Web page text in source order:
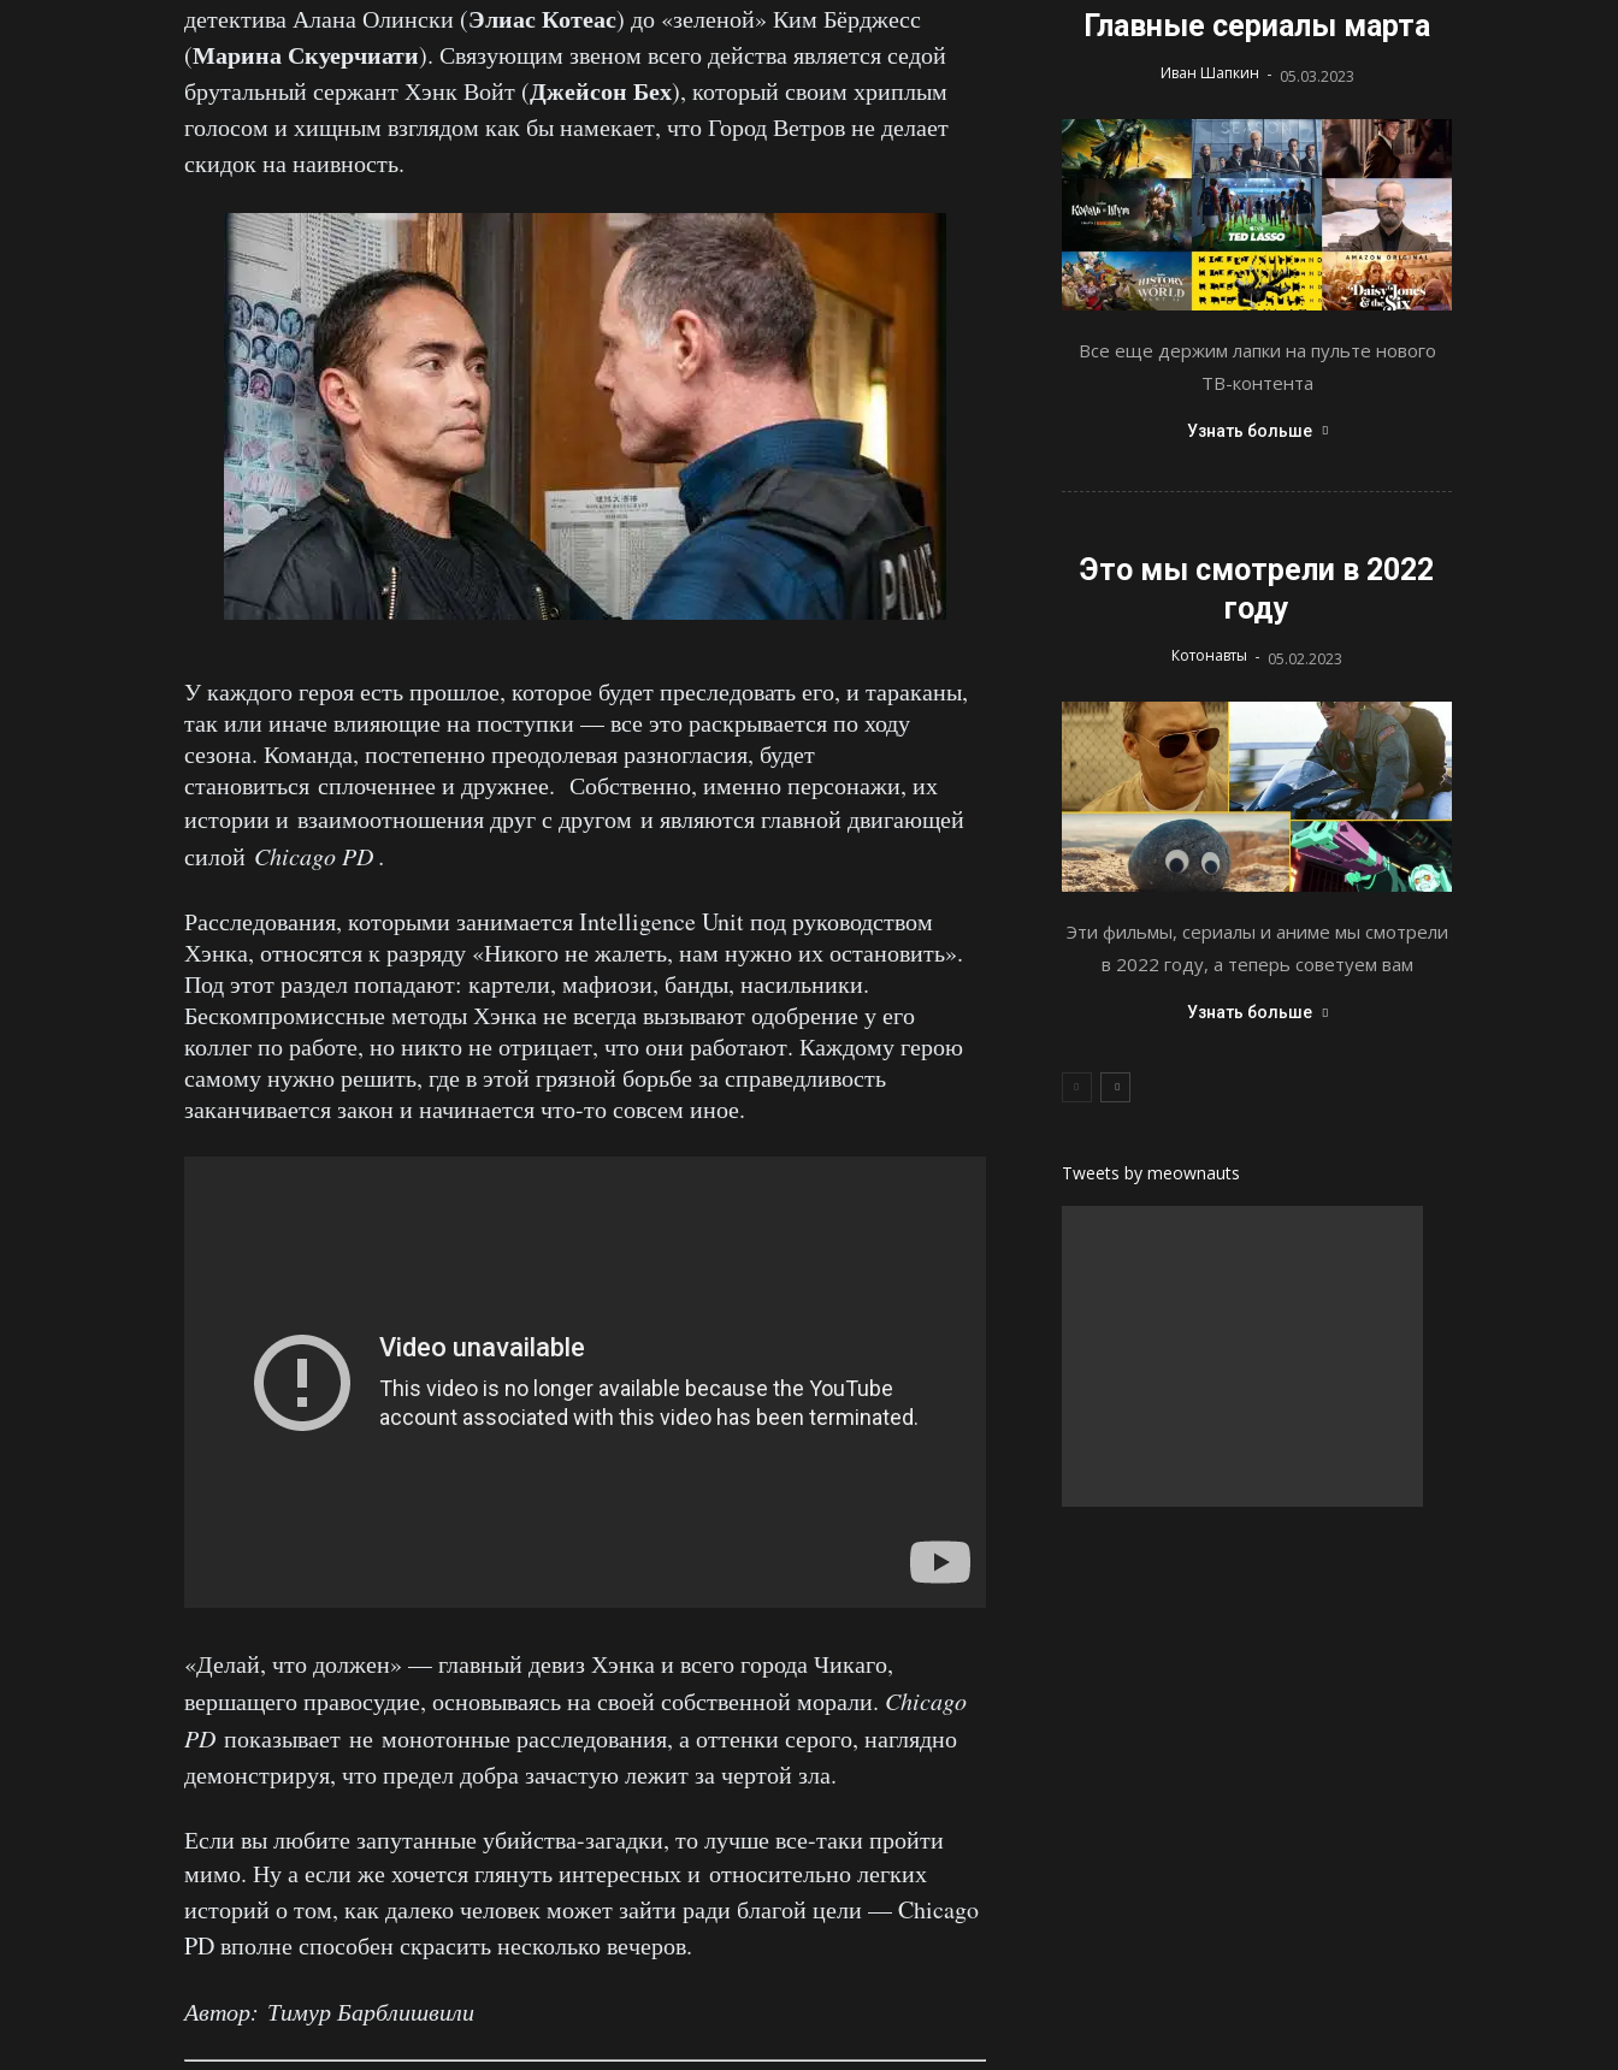
детектива Алана Олински (Элиас Котеас) до «зеленой» Ким Бёрджесс
(Марина Скуерчиати). Связующим звеном всего действа является седой
брутальный сержант Хэнк Войт (Джейсон Бех), который своим хриплым
голосом и хищным взглядом как бы намекает, что Город Ветров не делает
скидок на наивность.
У каждого героя есть прошлое, которое будет преследовать его, и тараканы,
так или иначе влияющие на поступки — все это раскрывается по ходу
сезона. Команда, постепенно преодолевая разногласия, будет
становиться сплоченнее и дружнее. Собственно, именно персонажи, их
истории и взаимоотношения друг с другом и являются главной двигающей
силой Chicago PD .
Расследования, которыми занимается Intelligence Unit под руководством
Хэнка, относятся к разряду «Никого не жалеть, нам нужно их остановить».
Под этот раздел попадают: картели, мафиози, банды, насильники.
Бескомпромиссные методы Хэнка не всегда вызывают одобрение у его
коллег по работе, но никто не отрицает, что они работают. Каждому герою
самому нужно решить, где в этой грязной борьбе за справедливость
заканчивается закон и начинается что-то совсем иное.
«Делай, что должен» — главный девиз Хэнка и всего города Чикаго,
вершащего правосудие, основываясь на своей собственной морали. Chicago
PD показывает не монотонные расследования, а оттенки серого, наглядно
демонстрируя, что предел добра зачастую лежит за чертой зла.
Если вы любите запутанные убийства-загадки, то лучше все-таки пройти
мимо. Ну а если же хочется глянутьинтересных и относительно легких
историй о том, как далеко человек может зайти ради благой цели — Chicago
PD вполне способен скрасить несколько вечеров.
Автор: Тимур Барблишвили
Главные сериалы марта
Иван Шапкин - 05.03.2023
Все еще держим лапки на пульте нового
ТВ-контента
Узнать больше
Это мы смотрели в 2022
году
Котонавты - 05.02.2023
Эти фильмы, сериалы и аниме мы смотрели
в 2022 году, а теперь советуем вам
Узнать больше
Tweets by meownauts